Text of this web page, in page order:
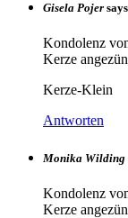
Gisela Pojer
Kondolenz
Kerze
Kerze-Klein
Antworten
Monika Wilding
Kondolenz
Kerze